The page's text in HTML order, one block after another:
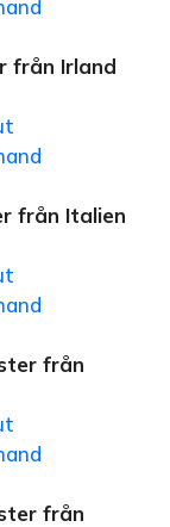
från Irland
från Italien
från
från